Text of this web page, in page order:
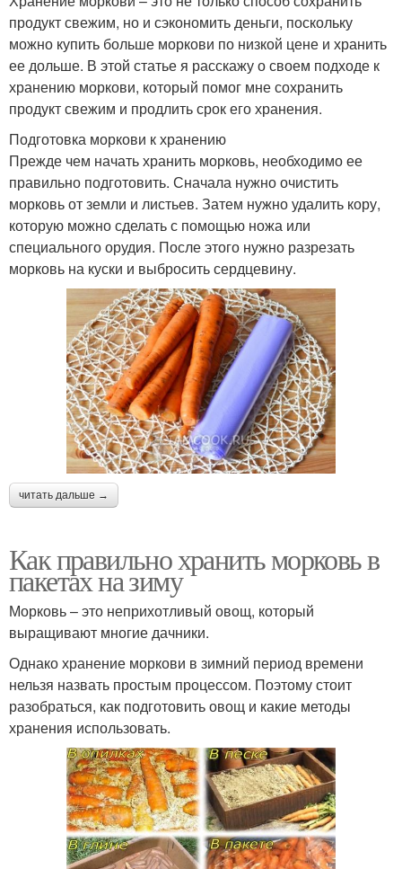
продукт свежим, но и сэкономить деньги, поскольку
можно купить больше моркови по низкой цене и хранить
ее дольше. В этой статье я расскажу о своем подходе к
хранению моркови, который помог мне сохранить
продукт свежим и продлить срок его хранения.
Подготовка моркови к хранению
Прежде чем начать хранить морковь, необходимо ее
правильно подготовить. Сначала нужно очистить
морковь от земли и листьев. Затем нужно удалить кору,
которую можно сделать с помощью ножа или
специального орудия. После этого нужно разрезать
морковь на куски и выбросить сердцевину.
читать дальше →
Как правильно хранить морковь в
пакетах на зиму
Морковь – это неприхотливый овощ, который
выращивают многие дачники.
Однако хранение моркови в зимний период времени
нельзя назвать простым процессом. Поэтому стоит
разобраться, как подготовить овощ и какие методы
хранения использовать.